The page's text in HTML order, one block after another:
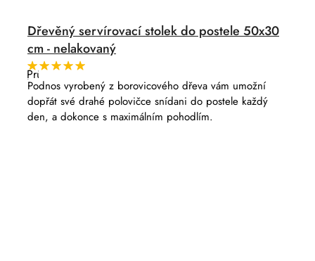
Dřevěný servírovací stolek do postele 50x30
cm - nelakovaný
Průměrné
hodnocení
produktu
je
5,0
z
Podnos vyrobený z borovicového dřeva vám umožní
dopřát své drahé polovičce snídani do postele každý
den, a dokonce s maximálním pohodlím.